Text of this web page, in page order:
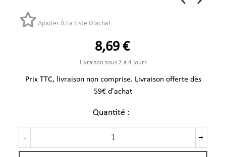
Ajouter À La Liste D'achat
8,69 €
Livraison sous 2 à 4 jours
Prix TTC, livraison non comprise. Livraison offerte dès
59€ d'achat
Quantité :
- +